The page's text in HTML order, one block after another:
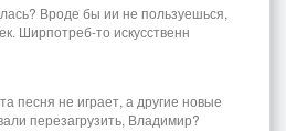
Вроде бы ии не пользуешься,
Ширпотреб-то искусственн
песня не играет, а другие новые
перезагрузить, Владимир?